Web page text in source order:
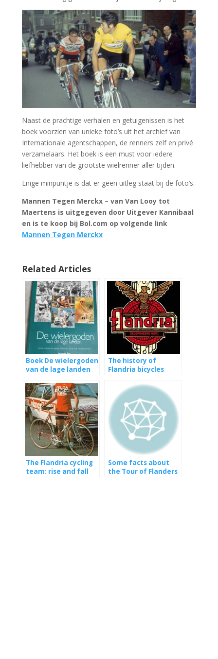
Naast de prachtige verhalen en getuigenissen is het
boek voorzien van unieke foto’s uit het archief van
Internationale agentschappen, de renners zelf en privé
verzamelaars. Het boek is een must voor iedere
liefhebber van de grootste wielrenner aller tijden.
Enige minpuntje is dat er geen uitleg staat bij de foto’s.
Mannen Tegen Merckx – van Van Looy tot
Maertens is uitgegeven door Uitgever Kannibaal
en is te koop bij Bol.com op volgende link
Mannen Tegen Merckx
Related Articles
Boek De wielergoden
van de lage landen
The history of
Flandria bicycles
The Flandria cycling
team: rise and fall
Some facts about
the Tour of Flanders